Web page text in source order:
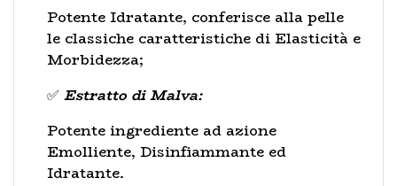
Potente Idratante, conferisce alla pelle
le classiche caratteristiche di Elasticità e
Morbidezza;
✅ Estratto di Malva:
Potente ingrediente ad azione
Emolliente, Disinfiammante ed
Idratante.